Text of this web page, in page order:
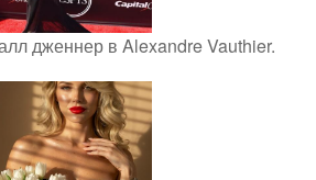
дженнер в Alexandre Vauthier.